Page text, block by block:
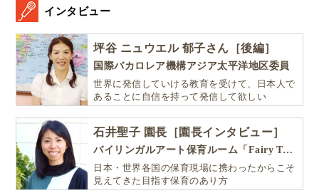
インタビュー
坪谷 ニュウエル 郁子さん［後編］
国際バカロレア機構アジア太平洋地区委員
世界に発信していける教育を受けて、日本人で
あることに自信を持って発信して欲しい
石井聖子 園長［園長インタビュー］
バイリンガルアート保育ルーム「Fairy Tale（フェアリーテイル）」
日本・世界各国の保育現場に携わったからこそ
見えてきた目指す保育のあり方